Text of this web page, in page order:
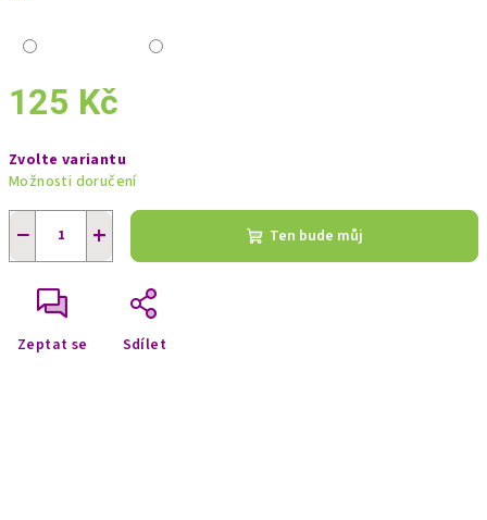
125 Kč
cena:
Zvolte variantu
Možnosti doručení
+
− Ten bude můj
Zeptat se Sdílet